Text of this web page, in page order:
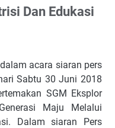
Dan Edukasi
acara siaran pers
Sabtu 30 Juni 2018
SGM Eksplor
Maju Melalui
Dalam siaran Pers